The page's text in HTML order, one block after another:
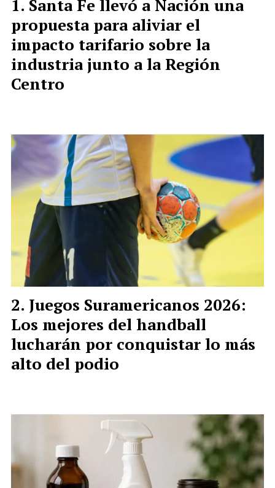
Santa Fe llevó a Nación una
propuesta para aliviar el
impacto tarifario sobre la
industria junto a la Región
Centro
Juegos Suramericanos 2026:
Los mejores del handball
lucharán por conquistar lo más
alto del podio